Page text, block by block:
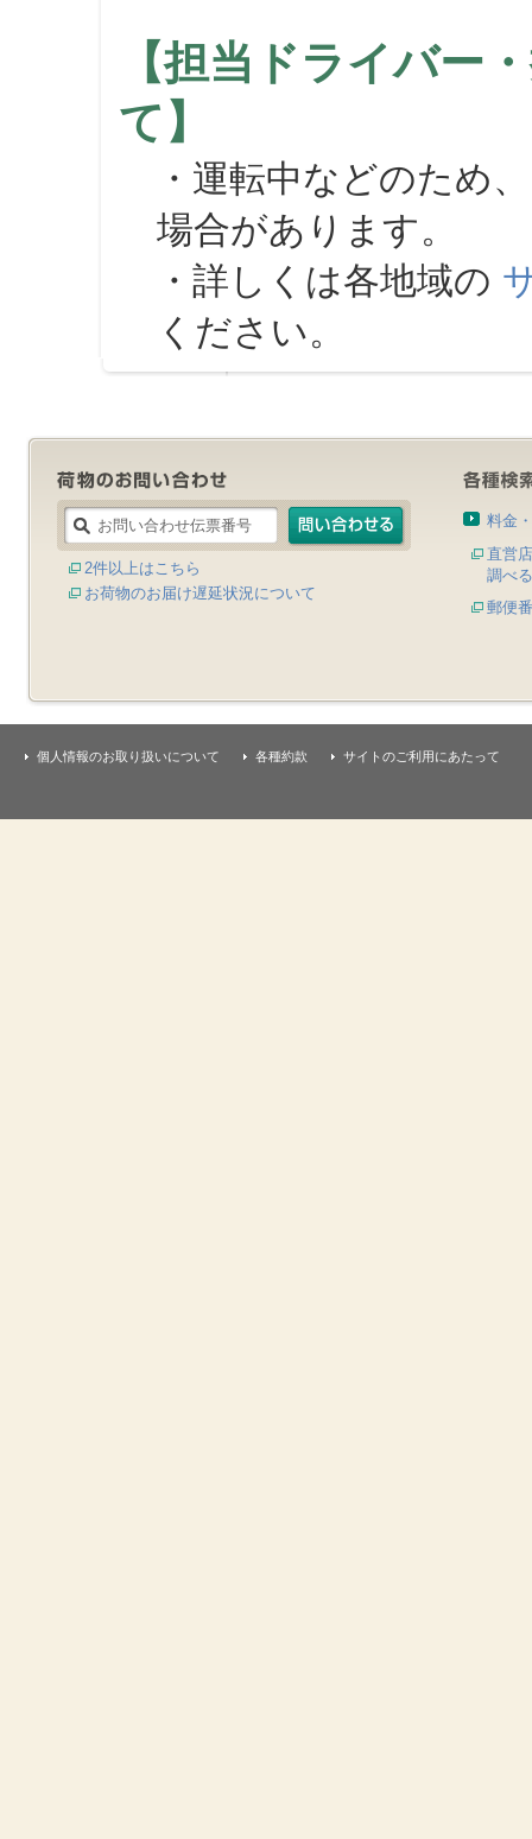
【担当ドライバー
て】
・運転中などのため
場合があります。
・詳しくは各地域の
ください。
2件以上はこちら
お荷物のお届け遅延状況について
料金
直営
調べる
郵便
個人情報のお取り扱いについて 各種約款 サイトのご利用にあたって